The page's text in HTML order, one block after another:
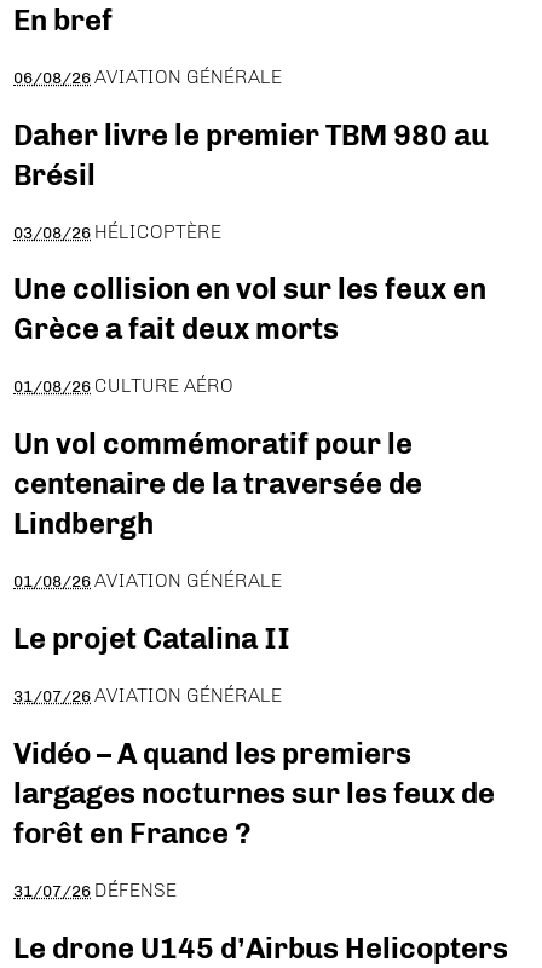
En bref
06/08/26 AVIATION GÉNÉRALE
Daher livre le premier TBM 980 au
Brésil
03/08/26 HÉLICOPTÈRE
Une collision en vol sur les feux en
Grèce a fait deux morts
01/08/26 CULTURE AÉRO
Un vol commémoratif pour le
centenaire de la traversée de
Lindbergh
01/08/26 AVIATION GÉNÉRALE
Le projet Catalina II
31/07/26 AVIATION GÉNÉRALE
Vidéo – A quand les premiers
largages nocturnes sur les feux de
forêt en France ?
31/07/26 DÉFENSE
Le drone U145 d’Airbus Helicopters